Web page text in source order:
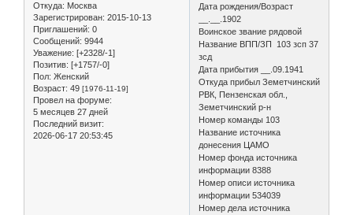
Откуда: Москва
Зарегистрирован: 2015-10-13
Приглашений: 0
Сообщений: 9944
Уважение: [+2328/-1]
Позитив: [+1757/-0]
Пол: Женский
Возраст: 49 [1976-11-19]
Провел на форуме:
5 месяцев 27 дней
Последний визит:
2026-06-17 20:53:45
Дата рождения/Возраст
__.__.1902
Воинское звание рядовой
Название ВПП/ЗП 103 зсп 37
зсд
Дата прибытия __.09.1941
Откуда прибыл Земетчинский
РВК, Пензенская обл.,
Земетчинский р-н
Номер команды 103
Название источника
донесения ЦАМО
Номер фонда источника
информации 8388
Номер описи источника
информации 534039
Номер дела источника